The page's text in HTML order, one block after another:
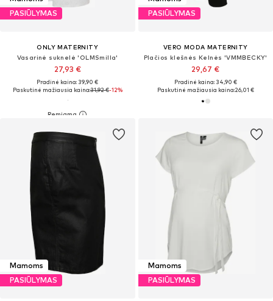
PASIŪLYMAS
ONLY MATERNITY
Vasarinė suknelė 'OLMSmilla'
27,93 €
Pradinė kaina: 39,90 €
Paskutinė mažiausia kaina:31,92 €-12%
PASIŪLYMAS
VERO MODA MATERNITY
Plačios klešnės Kelnės 'VMMBECKY'
29,67 €
Pradinė kaina: 34,90 €
Paskutinė mažiausia kaina:26,01 €
Mamoms
PASIŪLYMAS
Mamoms
PASIŪLYMAS